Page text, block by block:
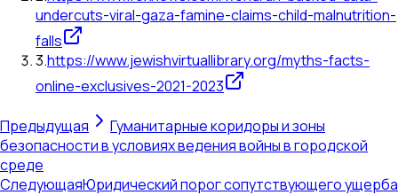
undercuts-viral-gaza-famine-claims-child-malnutrition-
falls
3.https://www.jewishvirtuallibrary.org/myths-facts-
online-exclusives-2021-2023
Предыдущая
Гуманитарные коридоры и зоны
безопасности в условиях ведения войны в городской
среде
СледующаяЮридический порог сопутствующего ущерба